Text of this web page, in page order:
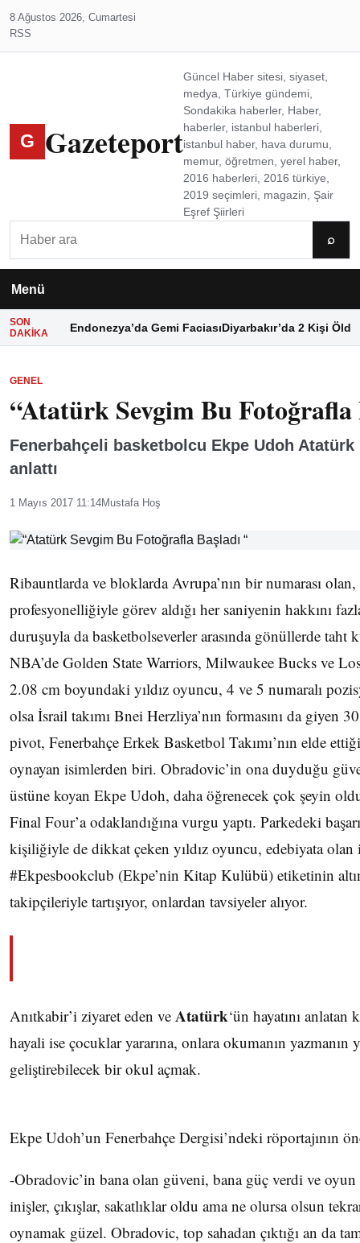
8 Ağustos 2026, Cumartesi
RSS
G Gazeteport
Güncel Haber sitesi, siyaset,
medya, Türkiye gündemi,
Sondakika haberler, Haber,
haberler, istanbul haberleri,
istanbul haber, hava durumu,
memur, öğretmen, yerel haber,
2016 haberleri, 2016 türkiye,
2019 seçimleri, magazin, Şair
Eşref Şiirleri
⌕
Menü
SON
DAKIKA
Endonezya’da Gemi FaciasıDiyarbakır’da 2 Kişi Öldü
GENEL
“Atatürk Sevgim Bu Fotoğrafla
Fenerbahçeli basketbolcu Ekpe Udoh Atatürk
anlattı
1 Mayıs 2017 11:14Mustafa Hoş
Ribauntlarda ve bloklarda Avrupa’nın bir numarası
profesyonelliğiyle görev aldığı her saniyenin hakkını
duruşuyla da basketbolseverler arasında gönüllerde
NBA’de Golden State Warriors, Milwaukee Bucks ve
2.08 cm boyundaki yıldız oyuncu, 4 ve 5 numaralı
olsa İsrail takımı Bnei Herzliya’nın formasını da giyen
pivot, Fenerbahçe Erkek Basketbol Takımı’nın elde
oynayan isimlerden biri. Obradovic’in ona duyduğu
üstüne koyan Ekpe Udoh, daha öğrenecek çok şeyin
Final Four’a odaklandığına vurgu yaptı. Parkedeki
kişiliğiyle de dikkat çeken yıldız oyuncu, edebiyata olan
#Ekpesbookclub (Ekpe’nin Kitap Kulübü) etiketinin
takipçileriyle tartışıyor, onlardan tavsiyeler alıyor.
Anıtkabir’i ziyaret eden ve Atatürk‘ün hayatını
hayali ise çocuklar yararına, onlara okumanın yazmanın
geliştirebilecek bir okul açmak.
Ekpe Udoh’un Fenerbahçe Dergisi’ndeki röportajının
-Obradovic’in bana olan güveni, bana güç verdi ve
inişler, çıkışlar, sakatlıklar oldu ama ne olursa olsun
oynamak güzel. Obradovic, top sahadan çıktığı an da